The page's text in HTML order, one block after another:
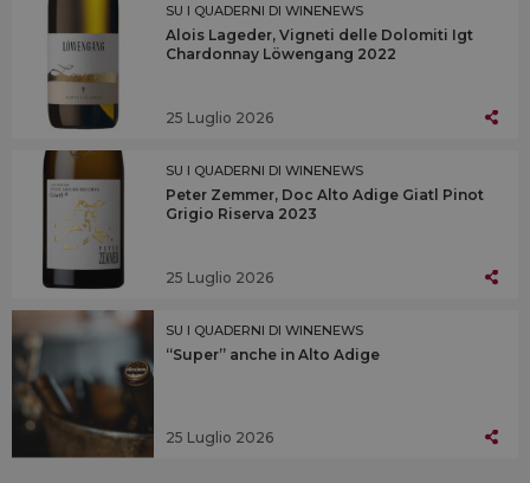
SU I QUADERNI DI WINENEWS
Alois Lageder, Vigneti delle Dolomiti Igt
Chardonnay Löwengang 2022
25 Luglio 2026
SU I QUADERNI DI WINENEWS
Peter Zemmer, Doc Alto Adige Giatl Pinot
Grigio Riserva 2023
25 Luglio 2026
SU I QUADERNI DI WINENEWS
“Super” anche in Alto Adige
25 Luglio 2026